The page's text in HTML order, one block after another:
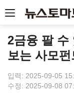
2금융 팔
보는 사모펀
입력: 2025-09-05
수정: 2025-09-08